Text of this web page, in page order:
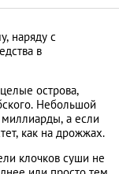
наряду с
в
острова,
Небольшой
а если
как на дрожжах.
клочков суши не